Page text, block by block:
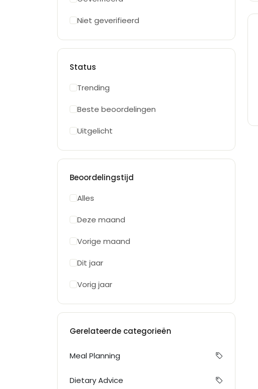
Niet geverifieerd
Status
Trending
Beste beoordelingen
Uitgelicht
Beoordelingstijd
Alles
Deze maand
Vorige maand
Dit jaar
Vorig jaar
Gerelateerde categorieën
Meal Planning
Dietary Advice